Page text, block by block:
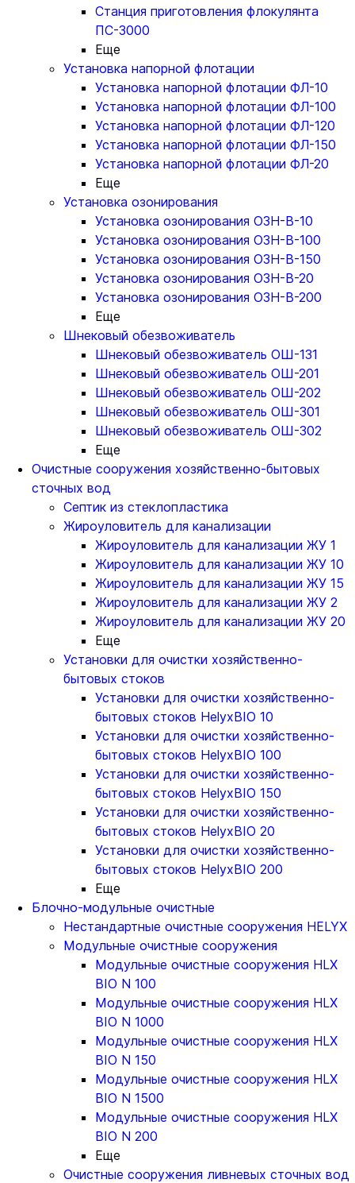
Станция приготовления флокулянта
ПС-3000
Еще
Установка напорной флотации
Установка напорной флотации ФЛ-10
Установка напорной флотации ФЛ-100
Установка напорной флотации ФЛ-120
Установка напорной флотации ФЛ-150
Установка напорной флотации ФЛ-20
Еще
Установка озонирования
Установка озонирования ОЗН-В-10
Установка озонирования ОЗН-В-100
Установка озонирования ОЗН-В-150
Установка озонирования ОЗН-В-20
Установка озонирования ОЗН-В-200
Еще
Шнековый обезвоживатель
Шнековый обезвоживатель ОШ-131
Шнековый обезвоживатель ОШ-201
Шнековый обезвоживатель ОШ-202
Шнековый обезвоживатель ОШ-301
Шнековый обезвоживатель ОШ-302
Еще
Очистные сооружения хозяйственно-бытовых
сточных вод
Септик из стеклопластика
Жироуловитель для канализации
Жироуловитель для канализации ЖУ 1
Жироуловитель для канализации ЖУ 10
Жироуловитель для канализации ЖУ 15
Жироуловитель для канализации ЖУ 2
Жироуловитель для канализации ЖУ 20
Еще
Установки для очистки хозяйственно-
бытовых стоков
Установки для очистки хозяйственно-
бытовых стоков HelyxBIO 10
Установки для очистки хозяйственно-
бытовых стоков HelyxBIO 100
Установки для очистки хозяйственно-
бытовых стоков HelyxBIO 150
Установки для очистки хозяйственно-
бытовых стоков HelyxBIO 20
Установки для очистки хозяйственно-
бытовых стоков HelyxBIO 200
Еще
Блочно-модульные очистные
Нестандартные очистные сооружения HELYX
Модульные очистные сооружения
Модульные очистные сооружения HLX
BIO N 100
Модульные очистные сооружения HLX
BIO N 1000
Модульные очистные сооружения HLX
BIO N 150
Модульные очистные сооружения HLX
BIO N 1500
Модульные очистные сооружения HLX
BIO N 200
Еще
Очистные сооружения ливневых сточных вод